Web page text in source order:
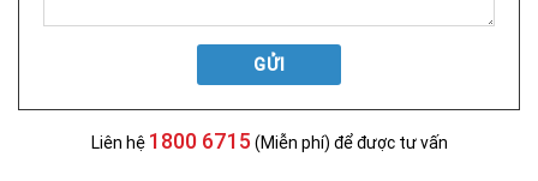
GỬI
Liên hệ 1800 6715 (Miễn phí) để được tư vấn